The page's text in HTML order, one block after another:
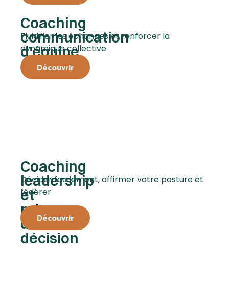
Coaching
communication
d’équipe
Fluidifier les échanges et renforcer la
dynamique collective
Découvrir
Coaching
leadership
et
prise
de
décision
Décider facilement, affirmer votre posture et
fédérer
Découvrir